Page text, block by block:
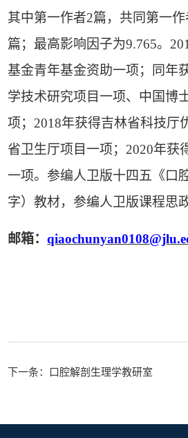
其中第一作者2篇，共同第一作
篇；最高影响因子为9.765。
基金青年基金资助一项；同年
学技术研究项目一项、中国博
项；2018年获得吉林省科技厅
省卫生厅项目一项；2020年获
一项。参编人卫版十四五《口
字）教材，参编人卫版课程思
邮箱：qiaochunyan0108
下一条：口腔解剖生理学教研室